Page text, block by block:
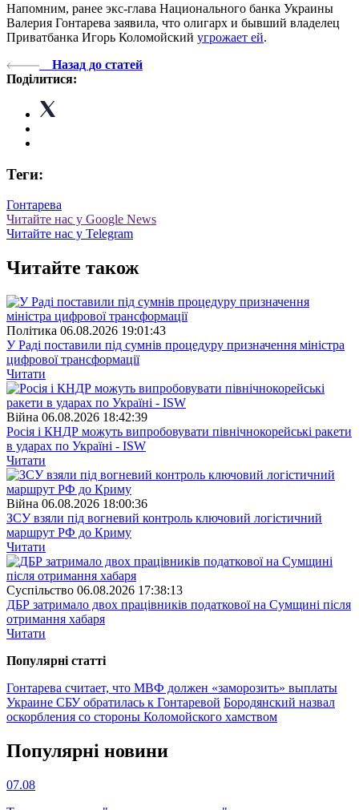
Напомним, ранее экс-глава Национального банка Украины
Валерия Гонтарева заявила, что олигарх и бывший владелец
Приватбанка Игорь Коломойский угрожает ей.
Назад до статей
Поділитися:
Теги:
Гонтарева
Читайте нас у Google News
Читайте нас у Telegram
Читайте також
Полiтика 06.08.2026 19:01:43
У Раді поставили під сумнів процедуру призначення міністра
цифрової трансформації
Читати
Війна 06.08.2026 18:42:39
Росія і КНДР можуть випробовувати північнокорейські ракети
в ударах по Україні - ISW
Читати
Війна 06.08.2026 18:00:36
ЗСУ взяли під вогневий контроль ключовий логістичний
маршрут РФ до Криму
Читати
Суспiльство 06.08.2026 17:38:13
ДБР затримало двох працівників податкової на Сумщині після
отримання хабаря
Читати
Популярнi статтi
Гонтарева считает, что МВФ должен «заморозить» выплаты
Украине СБУ обратилась к Гонтаревой Бородянский назвал
оскорбления со стороны Коломойского хамством
Популярнi новини
07.08